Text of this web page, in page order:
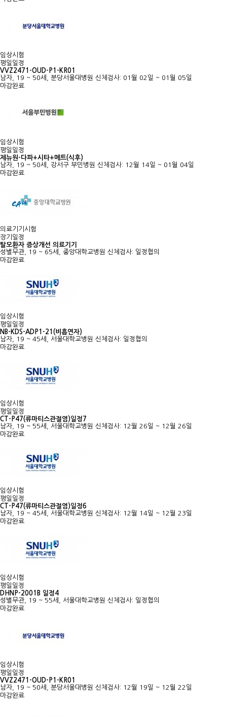
임상시험
평일일정
VVZ2471-OUD-P1-KR01
남자, 19 ~ 50세, 분당서울대병원 신체검사: 01월 02일 ~ 01월 05일
마감완료
임상시험
평일일정
제뉴원-다파+시타+메트(식후)
남자, 19 ~ 50세, 강서구 부민병원 신체검사: 12월 14일 ~ 01월 04일
마감완료
의료기기시험
장기일정
탈모환자 증상개선 의료기기
성별무관, 19 ~ 65세, 중앙대학교병원 신체검사: 일정협의
마감완료
임상시험
평일일정
NB-KDS-ADP1-21(비흡연자)
남자, 19 ~ 45세, 서울대학교병원 신체검사: 일정협의
마감완료
임상시험
평일일정
CT-P47(류마티스관절염)일정7
남자, 19 ~ 55세, 서울대학교병원 신체검사: 12월 26일 ~ 12월 26일
마감완료
임상시험
평일일정
CT-P47(류마티스관절염)일정6
남자, 19 ~ 45세, 서울대학교병원 신체검사: 12월 14일 ~ 12월 23일
마감완료
임상시험
평일일정
DHNP-2001B 일정4
성별무관, 19 ~ 55세, 서울대학교병원 신체검사: 일정협의
마감완료
임상시험
평일일정
VVZ2471-OUD-P1-KR01
남자, 19 ~ 50세, 분당서울대병원 신체검사: 12월 19일 ~ 12월 22일
마감완료